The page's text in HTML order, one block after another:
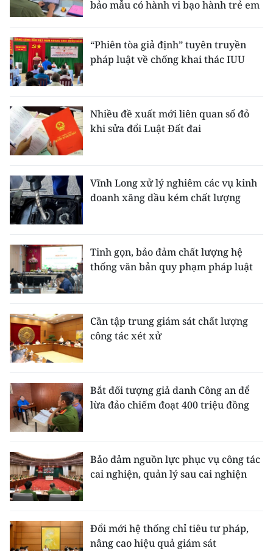
bảo mẫu có hành vi bạo hành trẻ em
“Phiên tòa giả định” tuyên truyền
pháp luật về chống khai thác IUU
Nhiều đề xuất mới liên quan sổ đỏ
khi sửa đổi Luật Đất đai
Vĩnh Long xử lý nghiêm các vụ kinh
doanh xăng dầu kém chất lượng
Tinh gọn, bảo đảm chất lượng hệ
thống văn bản quy phạm pháp luật
Cần tập trung giám sát chất lượng
công tác xét xử
Bắt đối tượng giả danh Công an để
lừa đảo chiếm đoạt 400 triệu đồng
Bảo đảm nguồn lực phục vụ công tác
cai nghiện, quản lý sau cai nghiện
Đổi mới hệ thống chỉ tiêu tư pháp,
nâng cao hiệu quả giám sát